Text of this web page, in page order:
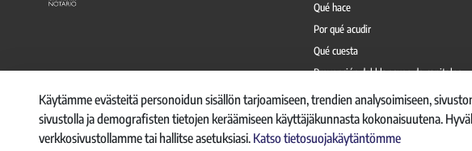
Qué hace
Por qué acudir
Qué cuesta
Prevención del blanqueo de capitales
Käytämme evästeitä personoidun sisällön tarjoamiseen, trendien analysoimiseen,
sivustolla ja demografisten tietojen keräämiseen käyttäjäkunnasta kokonaisuutena.
verkkosivustollamme tai hallitse asetuksiasi. Katso tietosuojakäytäntömme